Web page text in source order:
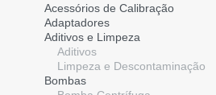
Acessórios de Calibração
Adaptadores
Aditivos e Limpeza
Aditivos
Limpeza e Descontaminação
Bombas